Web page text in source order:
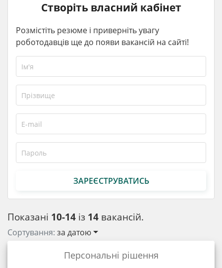
Показані 10-14 із 14 вакансій.
Сортування: за датою
Персональні рішення
Створіть власний кабінет
Розмістіть резюме і приверніть увагу
роботодавців ще до появи вакансій на сайті!
ЗАРЕЄСТРУВАТИСЬ